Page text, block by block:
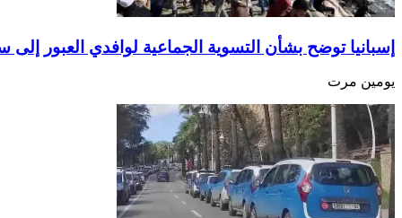
إسبانيا توضح بشأن التسوية الجماعية لوافدي العبور إلى
يومين مرت